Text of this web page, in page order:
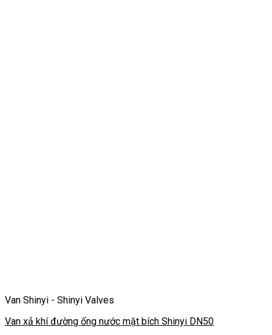
Van Shinyi - Shinyi Valves
Van xả khí đường ống nước mặt bích Shinyi DN50